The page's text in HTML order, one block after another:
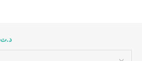
د.ت